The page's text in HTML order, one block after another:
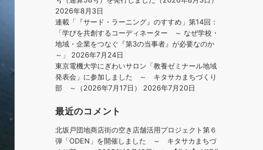
2026年8月3日
連載「『サード・ラーニング』のすすめ」第14回：
「学びを共創するコーディネーター ～ なぜ学校・
地域・企業をつなぐ『第3の当事者』が必要なのか
～」
2026年7月24日
東京電機大学にぎわいサロン「教養ゼミナール地域
発表会」に参加しました ～ キタサカまちづくり
部 ～（2026年7月17日）
2026年7月20日
最近のコメント
北坂戸団地商店街の空き店舗活用プロジェクト第６
弾「ODEN」を開催しました ～ キタサカまちづ